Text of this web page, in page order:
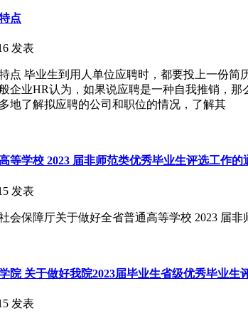
点
发表
点 毕业生到用人单位应聘时，都要投上一份
业HR认为，如果说应聘是一种自我推销，那
地了解拟应聘的公司和职位的情况，了解其
等学校 2023 届非师范类优秀毕业生评选工作的
发表
会保障厅关于做好全省普通高等学校 2023 届
院 关于做好我院2023届毕业生省级优秀毕业生
发表